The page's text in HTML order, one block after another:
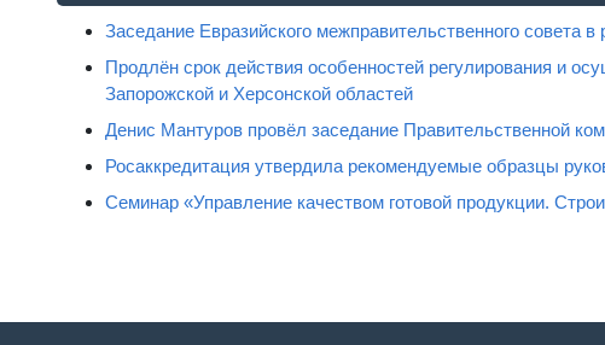
Заседание Евразийского межправительственного совета
Продлён срок действия особенностей регулирования и
Запорожской и Херсонской областей
Денис Мантуров провёл заседание Правительственной
Росаккредитация утвердила рекомендуемые образцы
Семинар «Управление качеством готовой продукции.